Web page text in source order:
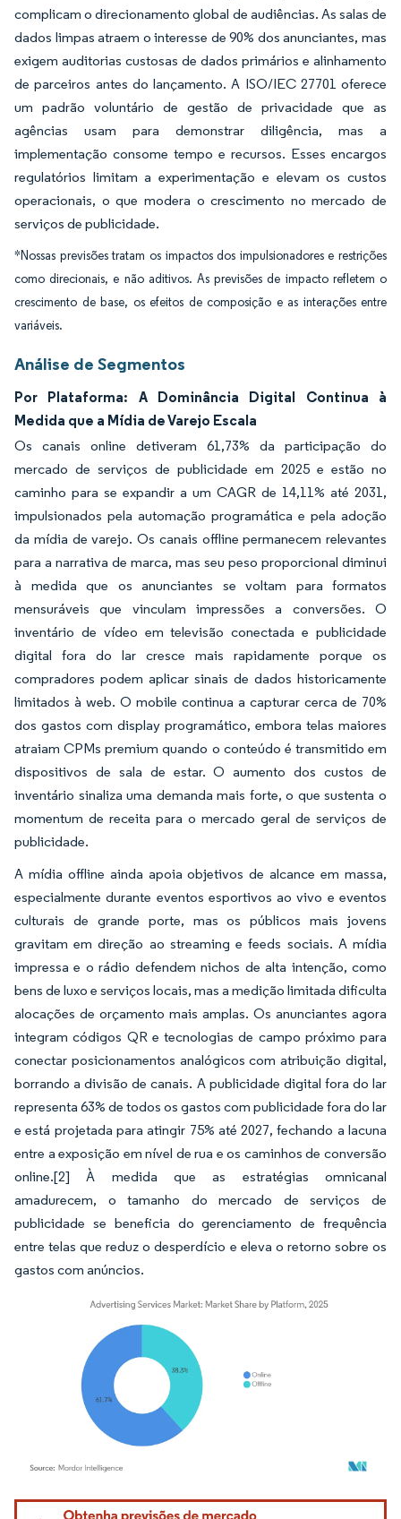
complicam o direcionamento global de audiências. As salas de
dados limpas atraem o interesse de 90% dos anunciantes, mas
exigem auditorias custosas de dados primários e alinhamento
de parceiros antes do lançamento. A ISO/IEC 27701 oferece
um padrão voluntário de gestão de privacidade que as
agências usam para demonstrar diligência, mas a
implementação consome tempo e recursos. Esses encargos
regulatórios limitam a experimentação e elevam os custos
operacionais, o que modera o crescimento no mercado de
serviços de publicidade.
*Nossas previsões tratam os impactos dos impulsionadores e restrições
como direcionais, e não aditivos. As previsões de impacto refletem o
crescimento de base, os efeitos de composição e as interações entre
variáveis.
Análise de Segmentos
Por Plataforma: A Dominância Digital Continua à
Medida que a Mídia de Varejo Escala
Os canais online detiveram 61,73% da participação do
mercado de serviços de publicidade em 2025 e estão no
caminho para se expandir a um CAGR de 14,11% até 2031,
impulsionados pela automação programática e pela adoção
da mídia de varejo. Os canais offline permanecem relevantes
para a narrativa de marca, mas seu peso proporcional diminui
à medida que os anunciantes se voltam para formatos
mensuráveis que vinculam impressões a conversões. O
inventário de vídeo em televisão conectada e publicidade
digital fora do lar cresce mais rapidamente porque os
compradores podem aplicar sinais de dados historicamente
limitados à web. O mobile continua a capturar cerca de 70%
dos gastos com display programático, embora telas maiores
atraiam CPMs premium quando o conteúdo é transmitido em
dispositivos de sala de estar. O aumento dos custos de
inventário sinaliza uma demanda mais forte, o que sustenta o
momentum de receita para o mercado geral de serviços de
publicidade.
A mídia offline ainda apoia objetivos de alcance em massa,
especialmente durante eventos esportivos ao vivo e eventos
culturais de grande porte, mas os públicos mais jovens
gravitam em direção ao streaming e feeds sociais. A mídia
impressa e o rádio defendem nichos de alta intenção, como
bens de luxo e serviços locais, mas a medição limitada dificulta
alocações de orçamento mais amplas. Os anunciantes agora
integram códigos QR e tecnologias de campo próximo para
conectar posicionamentos analógicos com atribuição digital,
borrando a divisão de canais. A publicidade digital fora do lar
representa 63% de todos os gastos com publicidade fora do lar
e está projetada para atingir 75% até 2027, fechando a lacuna
entre a exposição em nível de rua e os caminhos de conversão
online.[2] À medida que as estratégias omnicanal
amadurecem, o tamanho do mercado de serviços de
publicidade se beneficia do gerenciamento de frequência
entre telas que reduz o desperdício e eleva o retorno sobre os
gastos com anúncios.
Imagem © Mordor Intelligence. O reuso requer atribuição conforme CC BY 4.0.